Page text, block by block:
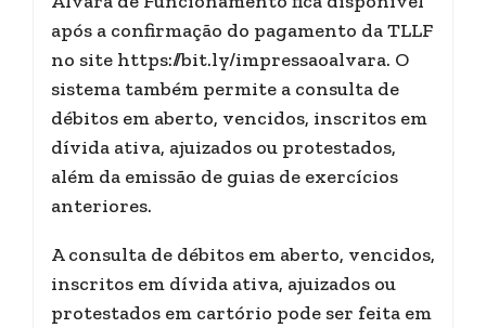
após a confirmação do pagamento da TLLF
no site https://bit.ly/impressaoalvara. O
sistema também permite a consulta de
débitos em aberto, vencidos, inscritos em
dívida ativa, ajuizados ou protestados,
além da emissão de guias de exercícios
anteriores.
A consulta de débitos em aberto, vencidos,
inscritos em dívida ativa, ajuizados ou
protestados em cartório pode ser feita em